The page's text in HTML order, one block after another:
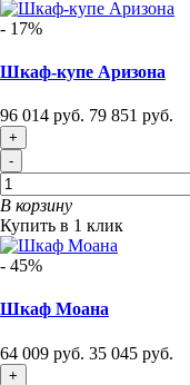
- 17%
Шкаф-купе Аризона
96 014 руб. 79 851 руб.
+
-
В корзину
Купить в 1 клик
- 45%
Шкаф Моана
64 009 руб. 35 045 руб.
+